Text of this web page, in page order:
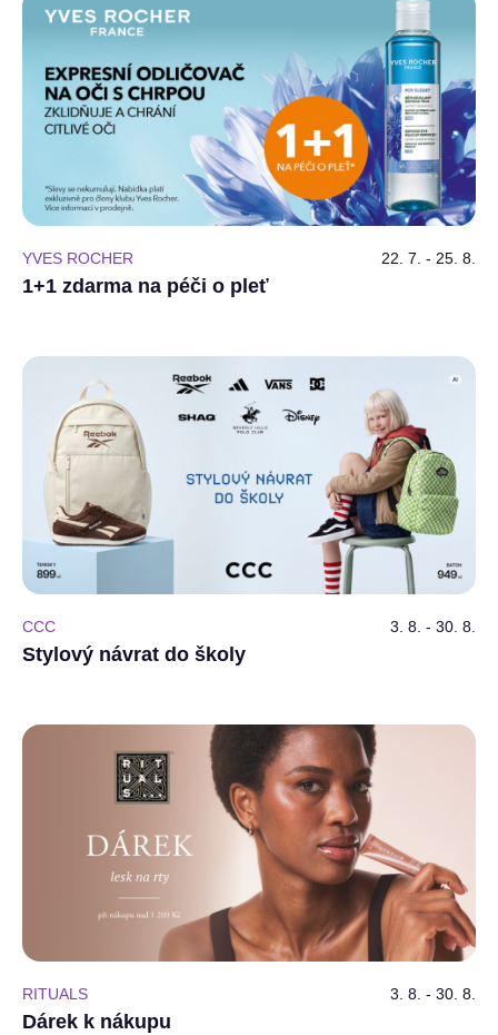
YVES ROCHER 22. 7. - 25. 8.
1+1 zdarma na péči o pleť
CCC 3. 8. - 30. 8.
Stylový návrat do školy
RITUALS 3. 8. - 30. 8.
Dárek k nákupu